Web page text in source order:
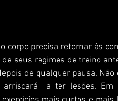
seus regimes de treino
de qualquer pausa.
a ter lesões. Em